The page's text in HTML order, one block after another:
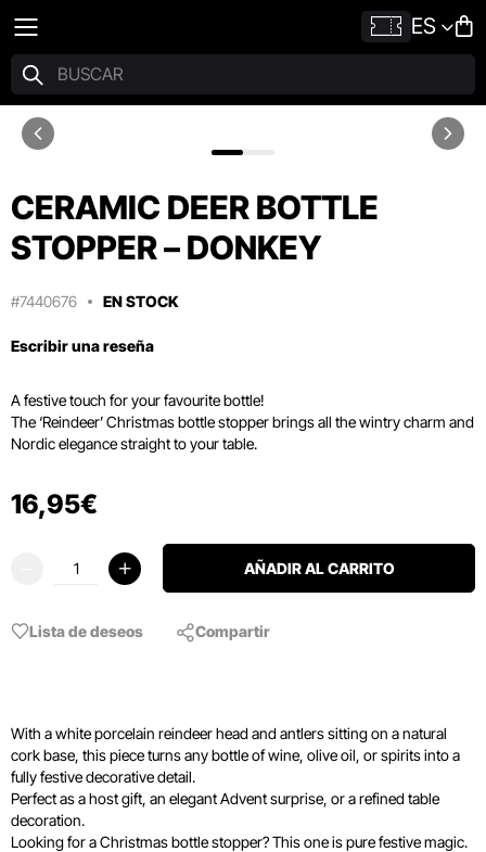
ES
CERAMIC DEER BOTTLE
STOPPER – DONKEY
#7440676 EN STOCK
Escribir una reseña
A festive touch for your favourite bottle!
The ‘Reindeer’ Christmas bottle stopper brings all the wintry charm and
Nordic elegance straight to your table.
16,95€
AÑADIR AL CARRITO
Lista de deseos Compartir
With a white porcelain reindeer head and antlers sitting on a natural
cork base, this piece turns any bottle of wine, olive oil, or spirits into a
fully festive decorative detail.
Perfect as a host gift, an elegant Advent surprise, or a refined table
decoration.
Looking for a Christmas bottle stopper? This one is pure festive magic.